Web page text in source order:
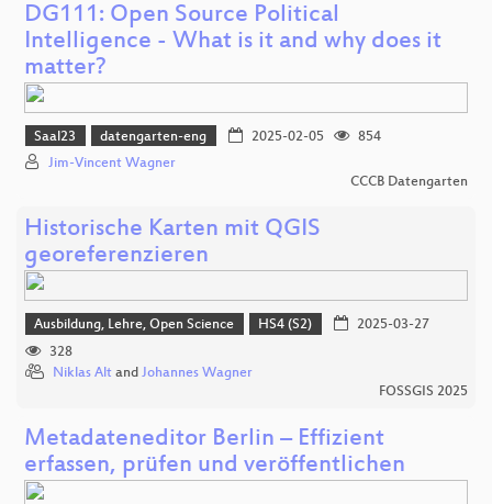
DG111: Open Source Political
Intelligence - What is it and why does it
matter?
Saal23 datengarten-eng 2025-02-05
854
Jim-Vincent Wagner
CCCB Datengarten
Historische Karten mit QGIS
georeferenzieren
Ausbildung, Lehre, Open Science HS4 (S2)
2025-03-27
328
Niklas Alt and Johannes Wagner
FOSSGIS 2025
Metadateneditor Berlin – Effizient
erfassen, prüfen und veröffentlichen